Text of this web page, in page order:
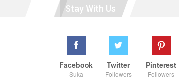
Stay With Us
Facebook
Suka
Twitter
Followers
Pinterest
Followers